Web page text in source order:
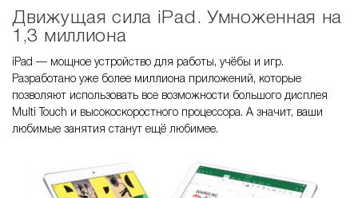
Движущая сила iPad. Умноженная на
1,3 миллиона
iPad — мощное устройство для работы, учёбы и игр.
Разработано уже более миллиона приложений, которые
позволяют использовать все возможности большого дисплея
Multi Touch и высокоскоростного процессора. А значит, ваши
любимые занятия станут ещё любимее.